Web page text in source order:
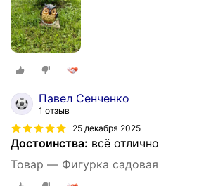
Павел Сенченко
1 отзыв
25 декабря 2025
Достоинства: всё отлично
Товар — Фигурка садовая